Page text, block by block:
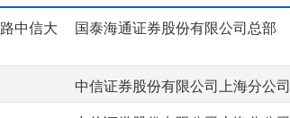
中信大
国泰海通证券股份有限公司总部
中信证券股份有限公司上海分公司